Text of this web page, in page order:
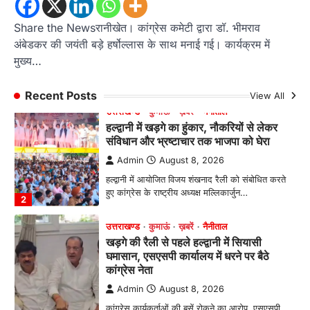
Share the Newsरानीखेत। कांग्रेस कमेटी द्वारा डॉ. भीमराव
अंबेडकर की जयंती बड़े हर्षोल्लास के साथ मनाई गई। कार्यक्रम में
मुख्य…
Recent Posts View All
संविधान और भ्रष्टाचार तक भाजपा को घेरा
Admin August 8, 2026
हल्द्वानी में आयोजित विजय शंखनाद रैली को संबोधित करते
3
उत्तराखण्ड कुमाऊं ख़बरें नैनीताल
खड़गे की रैली से पहले हल्द्वानी में सियासी
घमासान, एसएसपी कार्यालय में धरने पर बैठे
कांग्रेस नेता
Admin August 8, 2026
कांग्रेस कार्यकर्ताओं की बसें रोकने का आरोप, एसएसपी
ऑफिस में धरने पर बैठे गोदियाल और…
अल्मोड़ा उत्तराखण्ड कुमाऊं ख़बरें
मानिला देवी मंदिर में श्रीमद्भागवत कथा के चतुर्थ
दिवस धूमधाम से मनाया गया श्रीकृष्ण जन्मोत्सव,
राज्य मंत्री कैलाश पंत ने किया कथा श्रवण
Admin August 6, 2026